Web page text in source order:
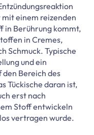
einem reizenden
in Berührung kommt,
in Cremes,
Schmuck. Typische
und ein
den Bereich des
Tückische daran ist,
erst nach
Stoff entwickeln
vertragen wurde.